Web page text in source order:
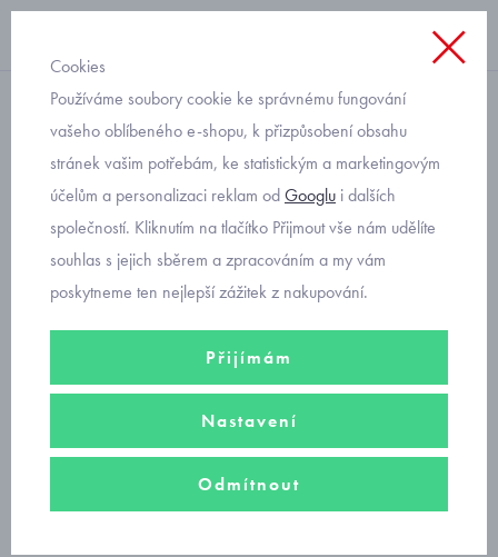
dívčí
Primigi 5858933 dívčí
sandálky s kytičkou
Cookies
Používáme soubory cookie ke správnému fungování
vašeho oblíbeného e-shopu, k přizpůsobení obsahu
stránek vašim potřebám, ke statistickým a marketingovým
účelům a personalizaci reklam odGooglu i dalších
společností. Kliknutím na tlačítko Přijmout vše nám udělíte
souhlas s jejich sběrem a zpracováním a my vám
poskytneme ten nejlepší zážitek z nakupování.
Přijímám
Nastavení
Odmítnout